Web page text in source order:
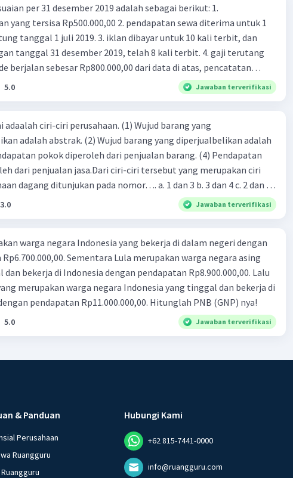
Beri Rating·4.7(6) Balas
per 31 desember 2019 adalah sebagai berikut: 1.
Rp500.000,00 2. pendapatan sewa diterima untuk 1
2019. 3. iklan dibayar untuk 10 kali terbit, dan
tanggal 31 desember 2019, telah 8 kali terbit. 4. gaji terutang
berjalan sebesar Rp800.000,00 dari data di atas, pencatatan
yang benar adalah ....
5.0 Jawaban terverifikasi
adaalah ciri-ciri perusahaan. (1) Wujud barang yang
adalah abstrak. (2) Wujud barang yang diperjualbelikan adalah
pokok diperoleh dari penjualan barang. (4) Pendapatan
dari penjualan jasa.Dari ciri-ciri tersebut yang merupakan ciri
dagang ditunjukan pada nomor…. a. 1 dan 3 b. 3 dan 4 c. 2 dan 3
4
3.0 Jawaban terverifikasi
warga negara Indonesia yang bekerja di dalam negeri dengan
pendapatan Rp8.900.000,00. Lalu
negara Indonesia yang tinggal dan bekerja di
pendapatan Rp11.000.000,00. Hitunglah PNB (GNP) nya!
5.0 Jawaban terverifikasi
& Panduan
Perusahaan
Ruangguru
Hubungi Kami
+62 815-7441-0000
info@ruangguru.com